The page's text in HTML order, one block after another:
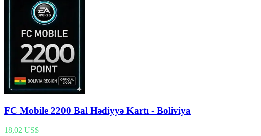
FC Mobile 2200 Bal Hədiyyə Kartı - Boliviya
18,02 US$